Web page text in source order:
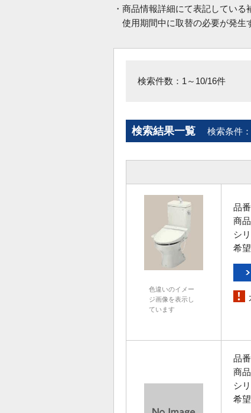
・商品情報詳細にて表記してい
使用期間中に取替の必要が発生
検索件数：1～10/16件
検索結果一覧 検索条件
色違いのイメー
ジ画像を表示し
ています
品番
商
シ
希
品番
商
シ
希